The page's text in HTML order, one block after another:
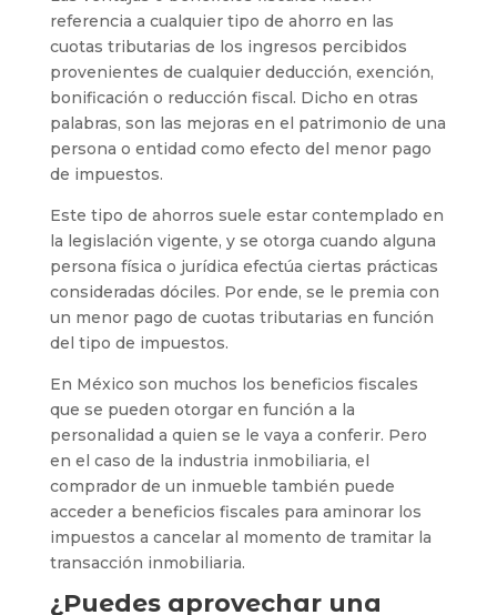
referencia a cualquier tipo de ahorro en las
cuotas tributarias de los ingresos percibidos
provenientes de cualquier deducción, exención,
bonificación o reducción fiscal. Dicho en otras
palabras, son las mejoras en el patrimonio de una
persona o entidad como efecto del menor pago
de impuestos.
Este tipo de ahorros suele estar contemplado en
la legislación vigente, y se otorga cuando alguna
persona física o jurídica efectúa ciertas prácticas
consideradas dóciles. Por ende, se le premia con
un menor pago de cuotas tributarias en función
del tipo de impuestos.
En México son muchos los beneficios fiscales
que se pueden otorgar en función a la
personalidad a quien se le vaya a conferir. Pero
en el caso de la industria inmobiliaria, el
comprador de un inmueble también puede
acceder a beneficios fiscales para aminorar los
impuestos a cancelar al momento de tramitar la
transacción inmobiliaria.
¿Puedes aprovechar una